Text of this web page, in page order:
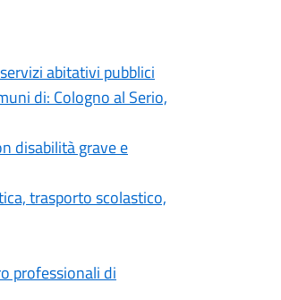
abitativi pubblici
di: Cologno al Serio,
disabilità grave e
trasporto scolastico,
professionali di